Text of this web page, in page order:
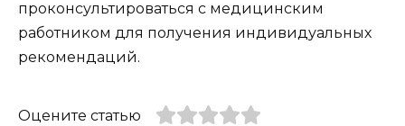
проконсультироваться с медицинским
работником для получения индивидуальных
рекомендаций.
Оцените статью